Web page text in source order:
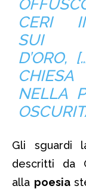
CERI
SUI
D’ORO,
NELLA
Gli sguardi
descritti da
alla poesia